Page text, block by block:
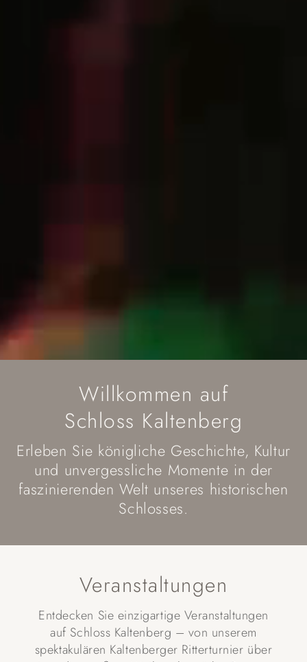
Willkommen auf
Schloss Kaltenberg
Erleben Sie königliche Geschichte, Kultur
und unvergessliche Momente in der
faszinierenden Welt unseres historischen
Schlosses.
Veranstaltungen
Entdecken Sie einzigartige Veranstaltungen
auf Schloss Kaltenberg – von unserem
spektakulären Kaltenberger Ritterturnier über